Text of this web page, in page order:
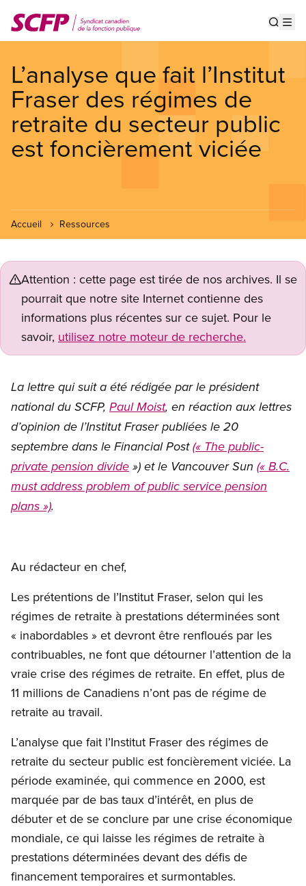
au
contenu
L’analyse que fait l’Institut
Fraser des régimes de
retraite du secteur public
est foncièrement viciée
Accueil Ressources
Attention : cette page est tirée de nos archives. Il se
pourrait que notre site Internet contienne des
informations plus récentes sur ce sujet. Pour le
savoir, utilisez notre moteur de recherche.
La lettre qui suit a été rédigée par le président
national du SCFP, Paul Moist, en réaction aux lettres
d’opinion de l’Institut Fraser publiées le 20
septembre dans le Financial Post(« The public-
private pension divide ») et le Vancouver Sun (« B.C.
must address problem of public service pension
plans »).
Au rédacteur en chef,
Les prétentions de l’Institut Fraser, selon qui les
régimes de retraite à prestations déterminées sont
« inabordables » et devront être renfloués par les
contribuables, ne font que détourner l’attention de la
vraie crise des régimes de retraite. En effet, plus de
11 millions de Canadiens n’ont pas de régime de
retraite au travail.
L’analyse que fait l’Institut Fraser des régimes de
retraite du secteur public est foncièrement viciée. La
période examinée, qui commence en 2000, est
marquée par de bas taux d’intérêt, en plus de
débuter et de se conclure par une crise économique
mondiale, ce qui laisse les régimes de retraite à
prestations déterminées devant des défis de
financement temporaires et surmontables.